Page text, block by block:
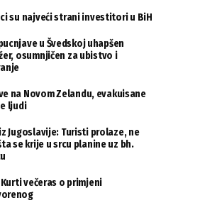
su najveći strani investitori u BiH
u Švedskoj uhapšen
osumnjičen za ubistvo i
na Novom Zelandu, evakuisane
ljudi
Jugoslavije: Turisti prolaze, ne
se krije u srcu planine uz bh.
Kurti večeras o primjeni